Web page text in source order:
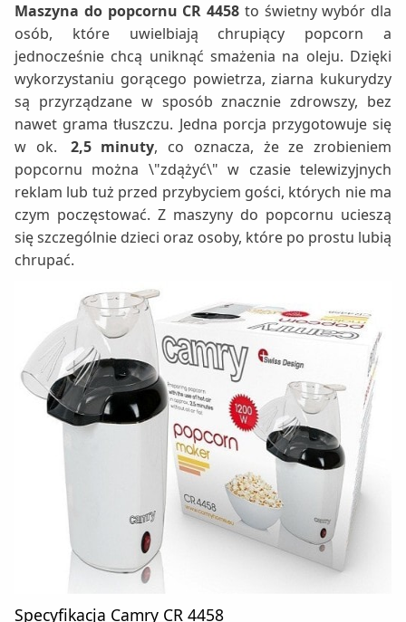
Maszyna do popcornu CR 4458 to świetny wybór dla
osób, które uwielbiają chrupiący popcorn a
jednocześnie chcą uniknąć smażenia na oleju. Dzięki
wykorzystaniu gorącego powietrza, ziarna kukurydzy
są przyrządzane w sposób znacznie zdrowszy, bez
nawet grama tłuszczu. Jedna porcja przygotowuje się
w ok.
2,5 minuty, co oznacza, że ze zrobieniem
popcornu można \"zdążyć\" w czasie telewizyjnych
reklam lub tuż przed przybyciem gości, których nie ma
czym poczęstować. Z maszyny do popcornu ucieszą
się szczególnie dzieci oraz osoby, które po prostu lubią
chrupać.
Specyfikacja Camry CR 4458